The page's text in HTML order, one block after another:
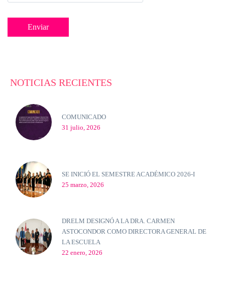
NOTICIAS RECIENTES
COMUNICADO
31 julio, 2026
SE INICIÓ EL SEMESTRE ACADÉMICO 2026-I
25 marzo, 2026
DRELM DESIGNÓ A LA DRA. CARMEN
ASTOCONDOR COMO DIRECTORA GENERAL DE
LA ESCUELA
22 enero, 2026